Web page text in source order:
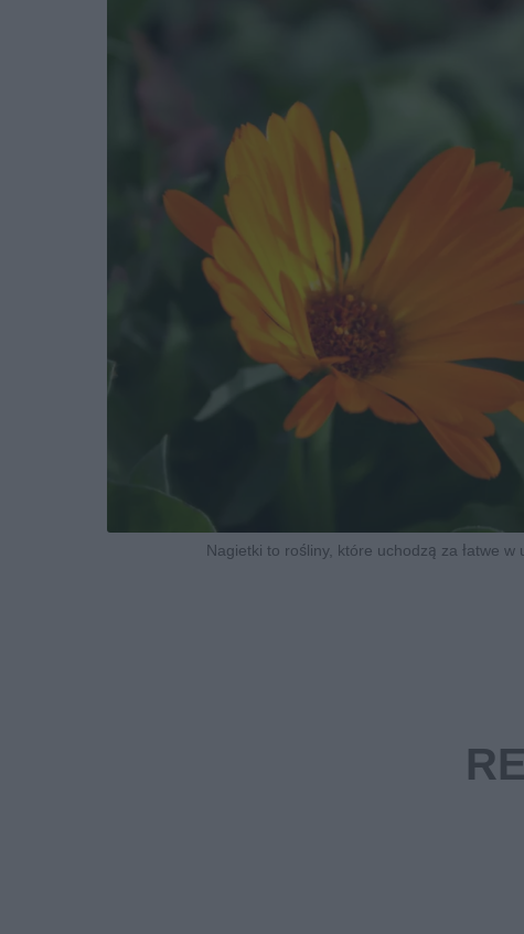
Nagietki to rośliny, które uchodzą za łatwe